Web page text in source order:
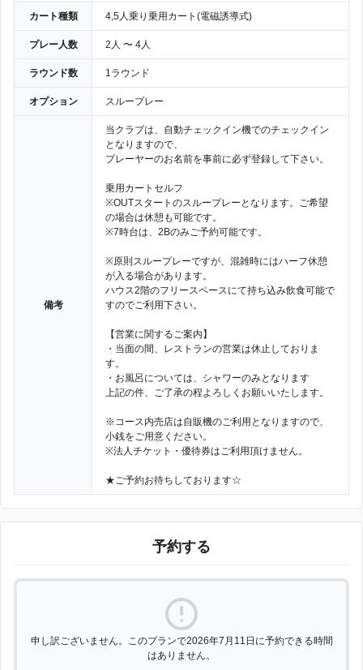
カート種類 4,5人乗り乗用カート(電磁誘導式)
プレー人数 2人 〜 4人
ラウンド数 1ラウンド
オプション スループレー
備考
当クラブは、自動チェックイン機でのチェックイン
となりますので、
プレーヤーのお名前を事前に必ず登録して下さい。
乗用カートセルフ
※OUTスタートのスループレーとなります。ご希望
の場合は休憩も可能です。
※7時台は、2Bのみご予約可能です。
※原則スループレーですが、混雑時にはハーフ休憩
が入る場合があります。
ハウス2階のフリースペースにて持ち込み飲食可能で
すのでご利用下さい。
【営業に関するご案内】
・当面の間、レストランの営業は休止しておりま
す。
・お風呂については、シャワーのみとなります
上記の件、ご了承の程よろしくお願いいたします。
※コース内売店は自販機のご利用となりますので、
小銭をご用意ください。
※法人チケット・優待券はご利用頂けません。
★ご予約お待ちしております☆
予約する
申し訳ございません。このプランで2026年7月11日に予約できる時間
はありません。